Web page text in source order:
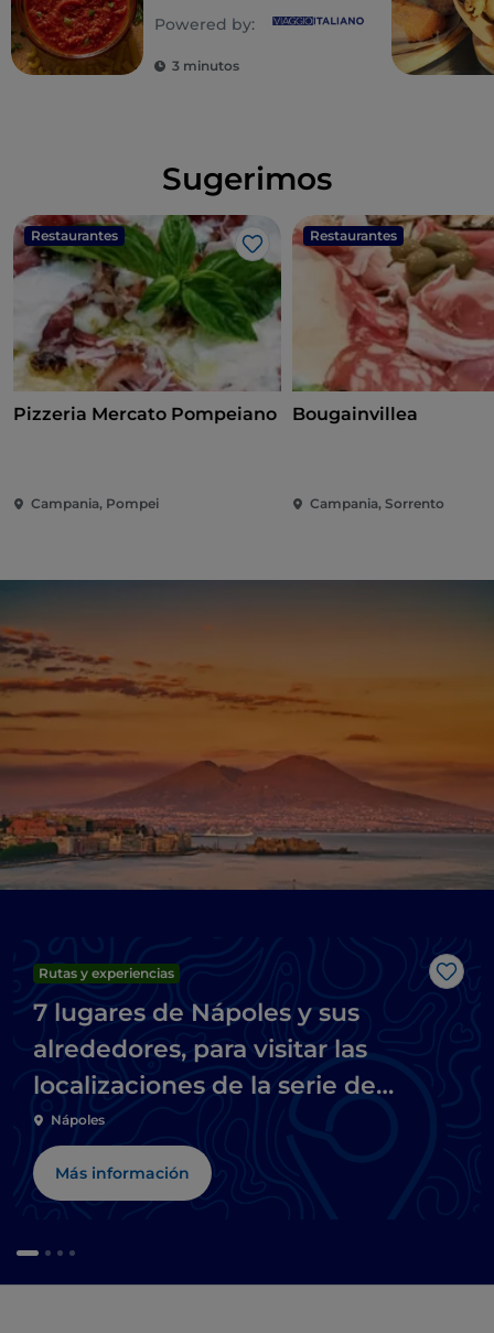
un estilo de vida
Powered by:
3 minutos
Sugerimos
Restaurantes
Me gusta
Pizzeria Mercato Pompeiano
Campania, Pompei
Restaurantes
Bougainvillea
Campania, Sorrento
Me
Rutas y experiencias
7 lugares de Nápoles y sus
alrededores, para visitar las
localizaciones de la serie de
televisión Mare fuori
Nápoles
Más información